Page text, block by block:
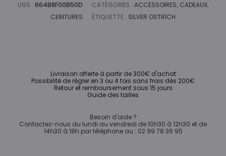
UGS : 664B8F00B50D CATÉGORIES : ACCESSOIRES, CADEAUX,
CEINTURES
ÉTIQUETTE : SILVER OSTRICH
Livraison offerte à partir de 300€ d'achat
Possibilité de régler en 3 ou 4 fois sans frais dès 200€
Retour et remboursement sous 15 jours
Guide des tailles
Besoin d'aide ?
Contactez-nous du lundi au vendredi de 10h30 à 12h30 et de
14h30 à 18h par téléphone au : 02 99 78 36 95